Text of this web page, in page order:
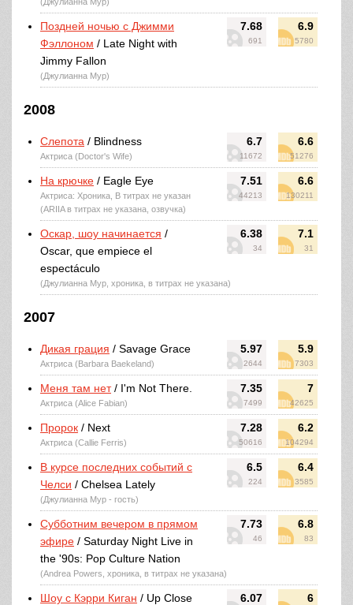
7.68
691
6.9
5780
Поздней ночью с Джимми
Фэллоном / Late Night with
Jimmy Fallon
(Джулианна Мур)
2008
6.7
11672
6.6
51276
Слепота / Blindness
Актриса (Doctor's Wife)
7.51
44213
6.6
130211
На крючке / Eagle Eye
Актриса: Хроника, В титрах не указан
(ARIIA в титрах не указана, озвучка)
6.38
34
7.1
31
Оскар, шоу начинается /
Oscar, que empiece el
espectáculo
(Джулианна Мур, хроника, в титрах не указана)
2007
5.97
2644
5.9
7303
Дикая грация / Savage Grace
Актриса (Barbara Baekeland)
7.35
7499
7
42625
Меня там нет/ I'm Not There.
Актриса (Alice Fabian)
7.28
50616
6.2
104294
Пророк / Next
Актриса (Callie Ferris)
6.5
224
6.4
3585
В курсе последних событий с
Челси / Chelsea Lately
(Джулианна Мур - гость)
7.73
46
6.8
83
Субботним вечером в прямом
эфире / Saturday Night Live in
the '90s: Pop Culture Nation
(Andrea Powers, хроника, в титрах не указана)
6.07 6
Шоу с Кэрри Киган / Up Close